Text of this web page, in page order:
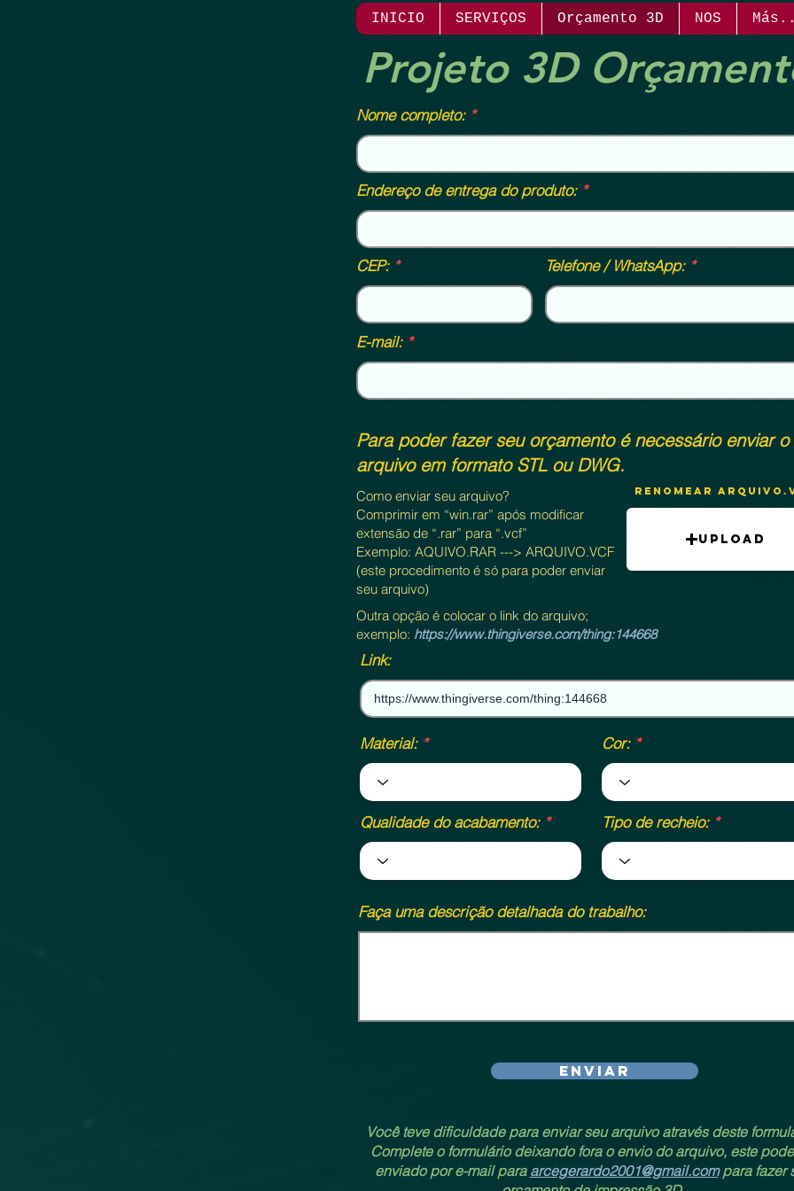
INICIO SERVIÇOS Orçamento 3D NOS
Projeto 3D
Nome completo:
Endereço de entrega do produto:
CEP: Telefone / WhatsApp:
E-mail:
Para poder fazer seu orçamento é necessário enviar o
arquivo em formato STL ou DWG.
Como enviar seu arquivo?
Comprimir em “win.rar” após modificar
extensão de “.rar” para “.vcf”
Exemplo: AQUIVO.RAR ---> ARQUIVO.VCF
(este procedimento é só para poder enviar
seu arquivo)
Renomear
Upload
Outra opção é colocar o link do arquivo;
exemplo: https://www.thingiverse.com/thing:144668
Link:
Material:
Qualidade do acabamento:
Cor:
Tipo de recheio:
Faça uma descrição detalhada do trabalho:
Enviar
Você teve dificuldade para enviar seu arquivo através deste
Complete o formulário deixando fora o envio do arquivo, este
enviado por e-mail para arcegerardo2001@gmail.compara fazer